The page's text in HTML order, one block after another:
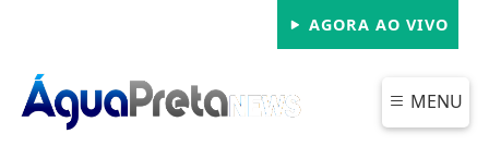
AGORA AO VIVO
MENU